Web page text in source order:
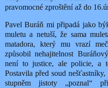
pravomocné zproštění až do
Pavel Buráň mi připadá jako
muletu a netuší, že sama
matadora, který mu vrazí
způsobil nehajitelnost
není to justice, ale policie, a
Postavila před soud
stupněm jistoty „poznal“